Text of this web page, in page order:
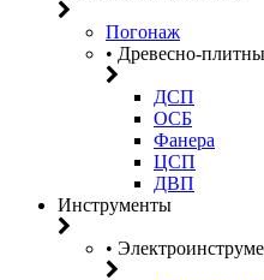
Погонаж
• Древесно-
ДСП
ОСБ
Фанера
ЦСП
ДВП
Инструменты
•